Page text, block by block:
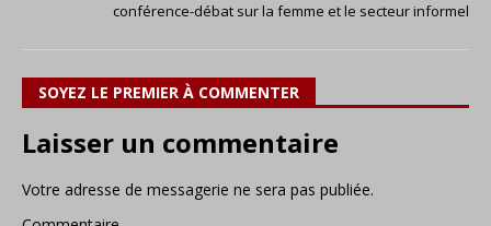
conférence-débat sur la femme et le secteur informel
SOYEZ LE PREMIER À COMMENTER
Laisser un commentaire
Votre adresse de messagerie ne sera pas publiée.